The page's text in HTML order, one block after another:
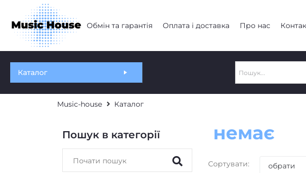
Обмін та гарантія Оплата і доставка Про нас
Каталог
Music-house Каталог
Пошук в категорії немає
Сортувати: